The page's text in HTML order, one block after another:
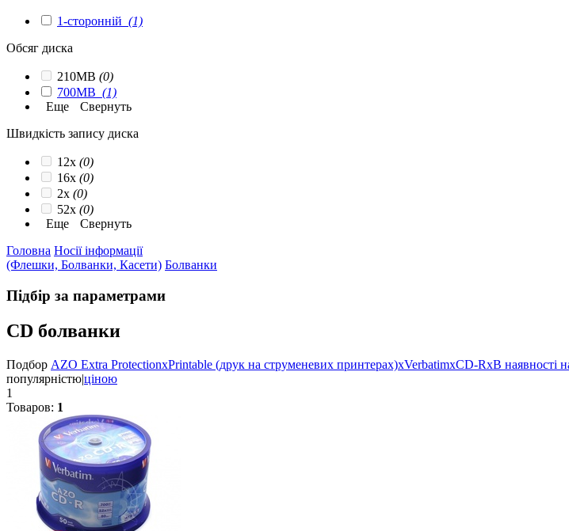
1-сторонній (1)
Обсяг диска
210MB (0)
700MB (1)
Еще
Свернуть
Швидкість запису диска
12x (0)
16x (0)
2x (0)
52x (0)
Еще
Свернуть
Головна Носії інформації
(Флешки, Болванки, Касети) Болванки
Підбір за параметрами
CD болванки
Подбор AZO Extra ProtectionxPrintable (друк на струменевих принтерах)xVerbatimxCD-RxВ наявності
популярністю|ціною
1
Товаров: 1